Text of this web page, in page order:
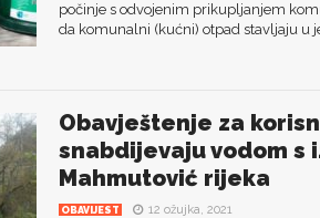
počinje s odvojenim prikupljanjem
da komunalni (kućni) otpad stavljaju u
Obavještenje za
snabdijevaju vodom s
Mahmutović rijeka
OBAVIJEST 12 ožujka, 2021